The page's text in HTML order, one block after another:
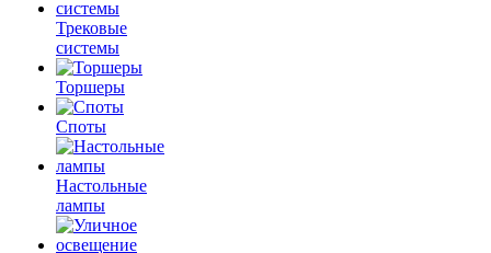
Трековые
системы
Торшеры
Споты
Настольные
лампы